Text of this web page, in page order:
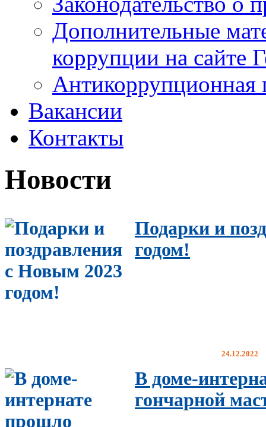
Дополнительные
коррупции на сайте
Антикоррупционная
Вакансии
Контакты
Новости
24.12.2022
Подарки и
годом!
В доме-
гончарной